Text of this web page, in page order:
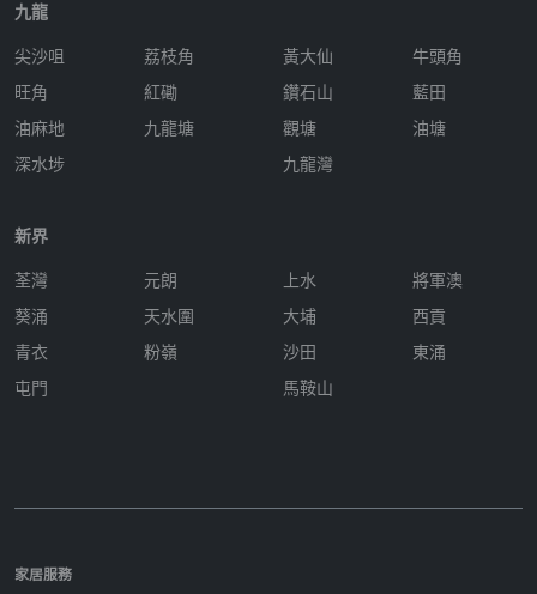
九龍
尖沙咀
旺角
油麻地
深水埗
荔枝角
紅磡
九龍塘
黃大仙
鑽石山
觀塘
九龍灣
牛頭角
藍田
油塘
新界
荃灣
葵涌
青衣
屯門
元朗
天水圍
粉嶺
上水
大埔
沙田
馬鞍山
將軍澳
西貢
東涌
家居服務